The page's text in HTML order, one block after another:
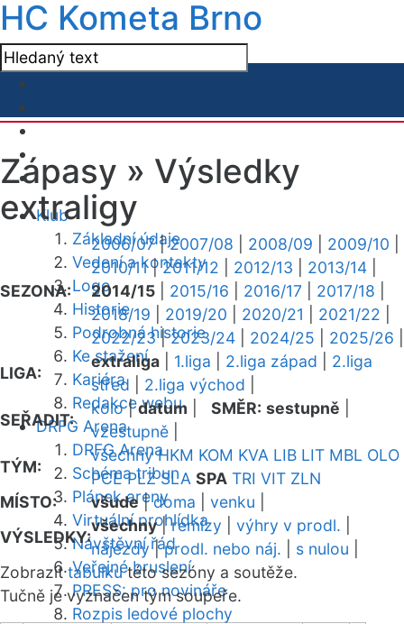
HC Kometa Brno
Klub
Základní údaje
Vedení a kontakty
Logo
Historie
Podrobná historie
Ke stažení
Kariéra
Redakce webu
DRFG Arena
DRFG Arena
Schéma tribun
Plánek areny
Virtuální prohlídka
Návštěvní řád
Veřejné bruslení
PRESS: pro novináře
Rozpis ledové plochy
Zápasy » Výsledky
extraligy
SEZONA:
2006/07|2007/08 2008/09 2009/10
2010/11|2011/12 2012/13 2013/14
2014/15
2015/16 2016/17 2017/18
2018/19
2019/20 2020/21 2021/22
2022/23|2023/24 2024/25 2025/26
LIGA:
extraliga 1.liga 2.liga západ
2.liga
střed
2.liga východ
SEŘADIT:
kolo|datum SMĚR: sestupně
vzestupně
TÝM:
všechny HKM KOM KVA LIB LIT MBL OLO
PCE PLZ SLA SPA TRI VIT ZLN
MÍSTO:
všude|doma venku
VÝSLEDKY:
všechny|remízy výhry v prodl.
nájezdy|prodl. nebo náj. s nulou
Zobrazittabulkutéto sezóny a soutěže.
Tučně je vyznačen tým soupeře.